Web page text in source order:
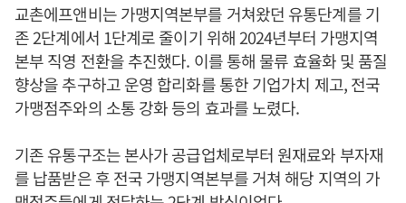
교촌에프앤비는 가맹지역본부를 거쳐왔던 유통단계를 기
존 2단계에서 1단계로 줄이기 위해 2024년부터 가맹지역
본부 직영 전환을 추진했다. 이를 통해 물류 효율화 및 품질
향상을 추구하고 운영 합리화를 통한 기업가치 제고, 전국
가맹점주와의 소통 강화 등의 효과를 노렸다.
기존 유통구조는 본사가 공급업체로부터 원재료와 부자재
를 납품받은 후 전국 가맹지역본부를 거쳐 해당 지역의 가